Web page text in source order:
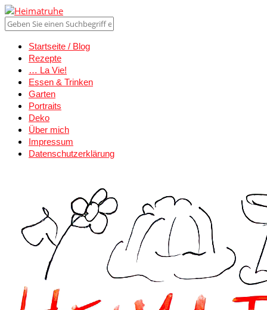
Startseite / Blog
Rezepte
… La Vie!
Essen & Trinken
Garten
Portraits
Deko
Über mich
Impressum
Datenschutzerklärung